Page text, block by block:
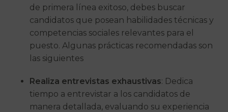
de primera línea exitoso, debes buscar
candidatos que posean habilidades técnicas y
competencias sociales relevantes para el
puesto. Algunas prácticas recomendadas son
las siguientes
Realiza entrevistas exhaustivas: Dedica
tiempo a entrevistar a los candidatos de
manera detallada, evaluando su experiencia